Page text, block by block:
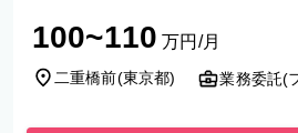
100~110 万円/月
二重橋前(東京都) 業務委託(